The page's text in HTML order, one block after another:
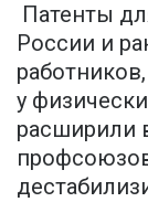
Патенты
России и
у
расширили